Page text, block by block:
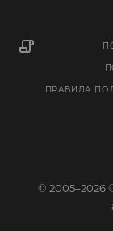
ПРАВИЛА
© 2005–2026